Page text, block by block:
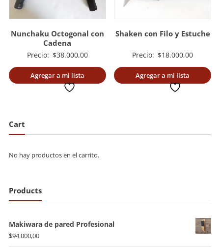
Nunchaku Octogonal con
Cadena
Precio: $38.000,00
Agregar a mi lista
Shaken con Filo y Estuche
Precio: $18.000,00
Agregar a mi lista
Cart
No hay productos en el carrito.
Products
Makiwara de pared Profesional
$94.000,00